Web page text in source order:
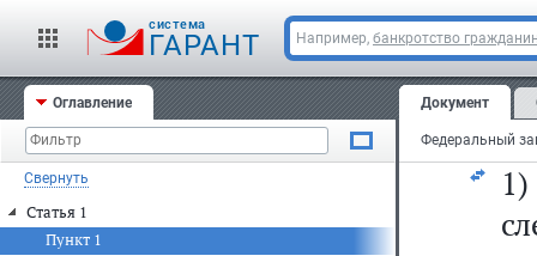
cистема
ГАРАНТ Например, банкротство
Оглавление
Свернуть
Статья 1
Пункт 1
Документ
N